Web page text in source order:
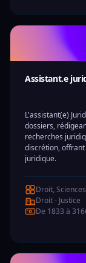
Assistant.e
L'assistant(e)
dossiers,
recherches
discrétion,
juridique.
Droit,
Droit - Justice
De 1833 à